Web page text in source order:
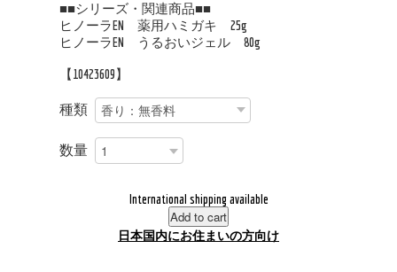
■■シリーズ・関連商品■■
ヒノーラEN 薬用ハミガキ 25g
ヒノーラEN うるおいジェル 80g
【10423609】
種類
数量
International shipping available
Add to cart
日本国内にお住まいの方向け